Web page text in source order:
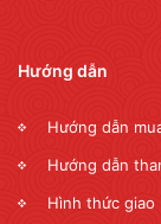
Hướng dẫn
Hướng dẫn
Hướng dẫn
Hình thức giao